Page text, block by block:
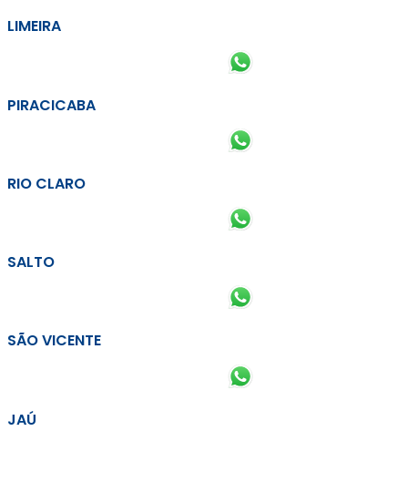
LIMEIRA
PIRACICABA
RIO CLARO
SALTO
SÃO VICENTE
JAÚ